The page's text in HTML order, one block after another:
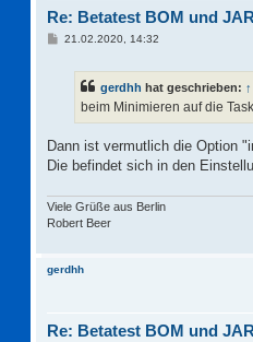
Re: Betatest BOM und
B21.02.2020, 14:32
gerdhh hat geschrieben: ↑
beim Minimieren auf die
Dann ist vermutlich die Option
Die befindet sich in den
Viele Grüße aus Berlin
Robert Beer
gerdhh
Re: Betatest BOM und